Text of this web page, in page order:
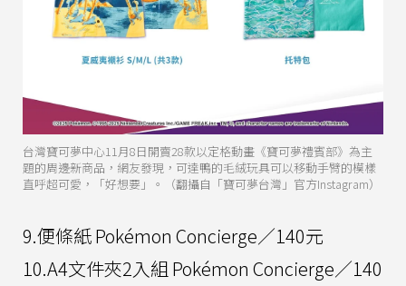
台灣寶可夢中心11月8日開賣28款以定格動畫《寶可夢禮賓部》為主
題的周邊新商品，網友發現，可達鴨的毛絨玩具可以移動手臂的模樣
直呼超可愛，「好想要」。（翻攝自「寶可夢台灣」官方Instagram）
9.便條紙 Pokémon Concierge／140元
10.A4文件夾2入組 Pokémon Concierge／140